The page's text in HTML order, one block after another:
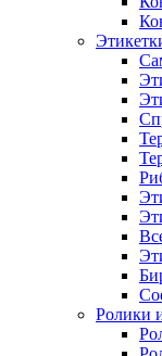
Ролики